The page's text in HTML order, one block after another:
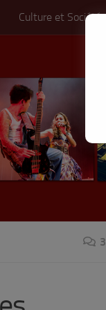
Culture et Société
3